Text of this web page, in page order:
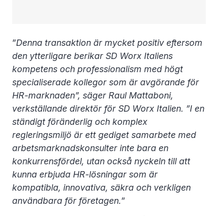
”Denna transaktion är mycket positiv eftersom
den ytterligare berikar SD Worx Italiens
kompetens och professionalism med högt
specialiserade kollegor som är avgörande för
HR-marknaden”, säger Raul Mattaboni,
verkställande direktör för SD Worx Italien. ”I en
ständigt föränderlig och komplex
regleringsmiljö är ett gediget samarbete med
arbetsmarknadskonsulter inte bara en
konkurrensfördel, utan också nyckeln till att
kunna erbjuda HR-lösningar som är
kompatibla, innovativa, säkra och verkligen
användbara för företagen.”